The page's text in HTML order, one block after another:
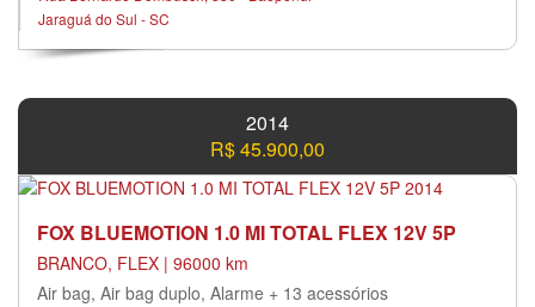
Jaraguá do Sul - SC
2014
R$ 45.900,00
FOX BLUEMOTION 1.0 MI TOTAL FLEX 12V 5P
BRANCO, FLEX | 96000 km
Air bag, Air bag duplo, Alarme + 13 acessórios